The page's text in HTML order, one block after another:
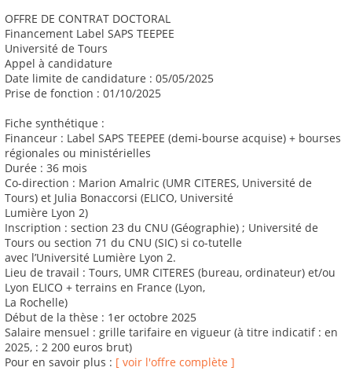
OFFRE DE CONTRAT DOCTORAL
Financement Label SAPS TEEPEE
Université de Tours
Appel à candidature
Date limite de candidature : 05/05/2025
Prise de fonction : 01/10/2025
Fiche synthétique :
Financeur : Label SAPS TEEPEE (demi-bourse acquise) + bourses
régionales ou ministérielles
Durée : 36 mois
Co-direction : Marion Amalric (UMR CITERES, Université de
Tours) et Julia Bonaccorsi (ELICO, Université
Lumière Lyon 2)
Inscription : section 23 du CNU (Géographie) ; Université de
Tours ou section 71 du CNU (SIC) si co-tutelle
avec l’Université Lumière Lyon 2.
Lieu de travail : Tours, UMR CITERES (bureau, ordinateur) et/ou
Lyon ELICO + terrains en France (Lyon,
La Rochelle)
Début de la thèse : 1er octobre 2025
Salaire mensuel : grille tarifaire en vigueur (à titre indicatif : en
2025, : 2 200 euros brut)
Pour en savoir plus : [ voir l'offre complète ]